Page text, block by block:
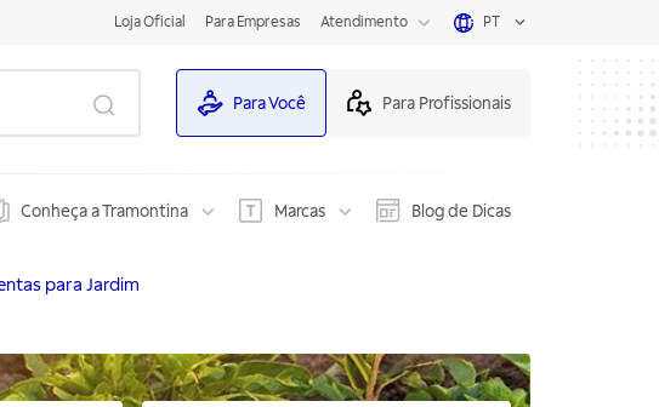
Loja Oficial Para Empresas Atendimento PT
Para Você Para Profissionais
Conheça a Tramontina Marcas Blog de Dicas
para Jardim